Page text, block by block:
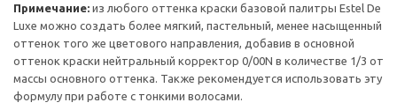
Примечание: из любого оттенка краски базовой палитры Estel De
Luxe можно создать более мягкий, пастельный, менее насыщенный
оттенок того же цветового направления, добавив в основной
оттенок краски нейтральный корректор 0/00N в количестве 1/3 от
массы основного оттенка. Также рекомендуется использовать эту
формулу при работе с тонкими волосами.